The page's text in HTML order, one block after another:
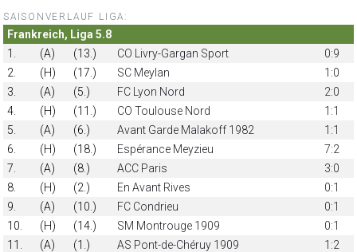
SAISONVERLAUF LIGA:
Frankreich, Liga 5.8
1.
(A) (13.) CO Livry-Gargan Sport
0:9
2.
(H) (17.) SC Meylan
1:0
3.
(A) (5.) FC Lyon Nord
2:0
4.
(H) (11.) CO Toulouse Nord
1:1
5.
(A) (6.) Avant Garde Malakoff 1982
1:1
6.
(H) (18.) Espérance Meyzieu
7:2
7.
(A) (8.) ACC Paris
3:0
8.
(H) (2.) En Avant Rives
0:1
9.
(A) (10.) FC Condrieu
0:1
10.
(H) (14.) SM Montrouge 1909
0:1
11.
(A) (1.) AS Pont-de-Chéruy 1909
1:2